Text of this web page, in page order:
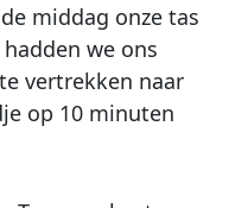
middag onze tas
we ons
vertrekken naar
op 10 minuten